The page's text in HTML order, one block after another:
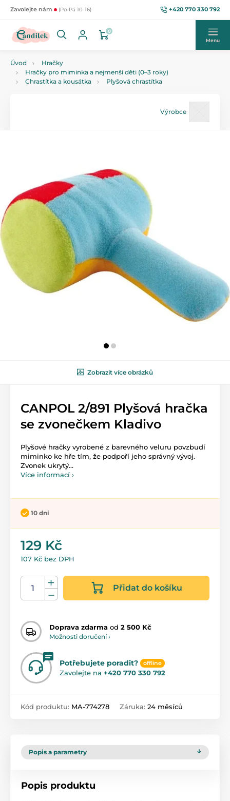
Zavolejte nám (Po-Pá 10-16) +420 770 330 792
0
Menu
Úvod
Hračky
Hračky pro miminka a nejmenší děti (0–3 roky)
Chrastítka a kousátka
Plyšová chrastítka
Výrobce
Zobrazit více obrázků
CANPOL 2/891 Plyšová hračka
se zvonečkem Kladivo
Plyšové hračky vyrobené z barevného veluru povzbudí
miminko ke hře tím, že podpoří jeho správný vývoj.
Zvonek ukrytý...
Více informací ›
10 dní
129 Kč
107 Kč bez DPH
Přidat do košíku
Doprava zdarma od 2 500 Kč
Možnosti doručení ›
Potřebujete poradit? offline
Zavolejte na +420 770 330 792
Kód produktu: MA-774278 Záruka: 24 měsíců
Popis a parametry
Popis produktu